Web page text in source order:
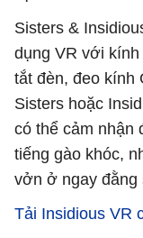
Sisters &
dụng VR với
tắt đèn, đeo kính
Sisters hoặc
có thể cảm nhận
tiếng gào khóc,
vởn ở ngay đằng
Tải Insidious VR